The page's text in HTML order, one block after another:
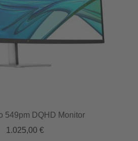
549pm DQHD Monitor
1.025,00 €